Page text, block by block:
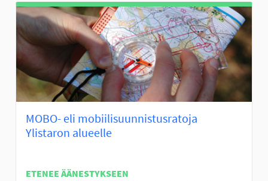
MOBO- eli mobiilisuunnistusratoja
Ylistaron alueelle
ETENEE ÄÄNESTYKSEEN